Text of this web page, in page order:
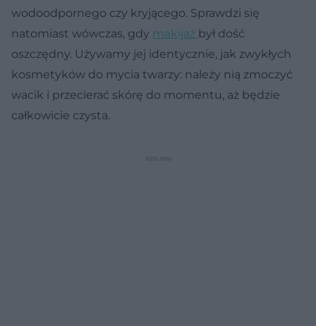
wodoodpornego czy kryjącego. Sprawdzi się
natomiast wówczas, gdy makijaż był dość
oszczędny. Używamy jej identycznie, jak zwykłych
kosmetyków do mycia twarzy: należy nią zmoczyć
wacik i przecierać skórę do momentu, aż będzie
całkowicie czysta.